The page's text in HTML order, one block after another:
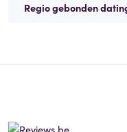
Regio gebonden